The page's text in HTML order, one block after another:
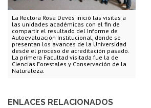
La Rectora Rosa Devés inició las visitas a
las unidades académicas con el fin de
compartir el resultado del Informe de
Autoevaluación Institucional, donde se
presentan los avances de la Universidad
desde el proceso de acreditación pasado.
La primera Facultad visitada fue la de
Ciencias Forestales y Conservación de la
Naturaleza.
ENLACES RELACIONADOS